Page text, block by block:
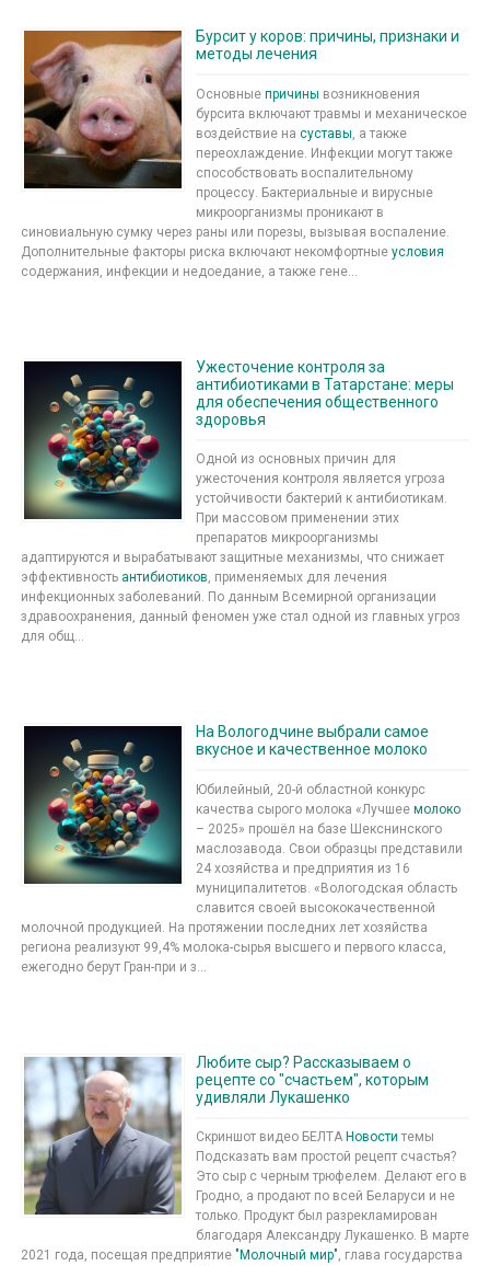
Бурсит у коров: причины, признаки и
методы лечения
Основные причины возникновения
бурсита включают травмы и механическое
воздействие на суставы , а также
переохлаждение. Инфекции могут также
способствовать воспалительному
процессу. Бактериальные и вирусные
микроорганизмы проникают в
синовиальную сумку через раны или порезы, вызывая воспаление.
Дополнительные факторы риска включают некомфортные условия
содержания, инфекции и недоедание, а также гене...
Ужесточение контроля за
антибиотиками в Татарстане: меры
для обеспечения общественного
здоровья
Одной из основных причин для
ужесточения контроля является угроза
устойчивости бактерий к антибиотикам.
При массовом применении этих
препаратов микроорганизмы
адаптируются и вырабатывают защитные механизмы, что снижает
эффективность антибиотиков, применяемых для лечения
инфекционных заболеваний. По данным Всемирной организации
здравоохранения, данный феномен уже стал одной из главных угроз
для общ...
На Вологодчине выбрали самое
вкусное и качественное молоко
Юбилейный, 20-й областной конкурс
качества сырого молока «Лучшее молоко
– 2025» прошёл на базе Шекснинского
маслозавода. Свои образцы представили
24 хозяйства и предприятия из 16
муниципалитетов. «Вологодская область
славится своей высококачественной
молочной продукцией. На протяжении последних лет хозяйства
региона реализуют 99,4% молока-сырья высшего и первого класса,
ежегодно берут Гран-при и з...
Любите сыр? Рассказываем о
рецепте со "счастьем", которым
удивляли Лукашенко
Скриншот видео БЕЛТА Новости темы
Подсказать вам простой рецепт счастья?
Это сыр с черным трюфелем. Делают его в
Гродно, а продают по всей Беларуси и не
только. Продукт был разрекламирован
благодаря Александру Лукашенко. В марте
2021 года, посещая предприятие "Молочный мир", глава государства